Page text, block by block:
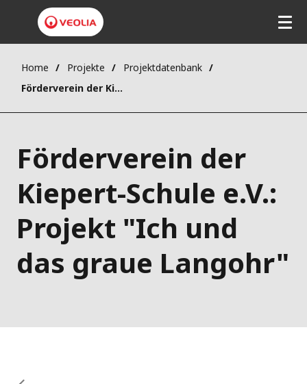
Home Projekte
Projektdatenbank
Förderverein der Kiepert-Schule e.V.: Projekt "Ich und das graue Langohr"
Förderverein der
Kiepert-Schule e.V.:
Projekt "Ich und
das graue Langohr"